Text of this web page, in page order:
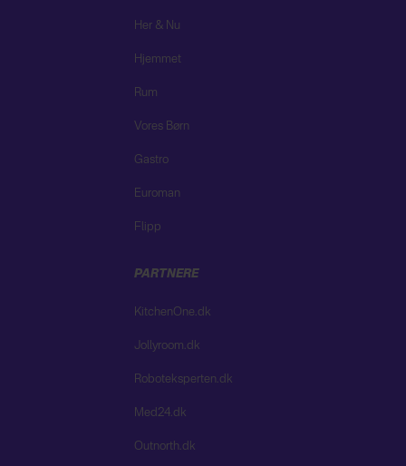
Her & Nu
Hjemmet
Rum
Vores Børn
Gastro
Euroman
Flipp
PARTNERE
KitchenOne.dk
Jollyroom.dk
Roboteksperten.dk
Med24.dk
Outnorth.dk